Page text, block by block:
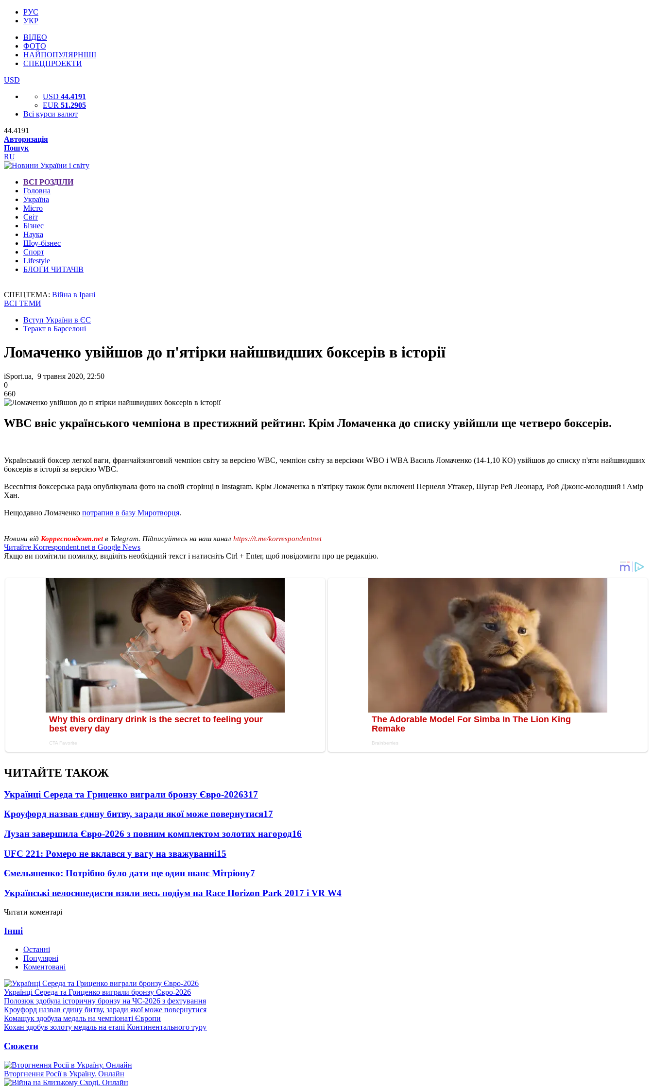
РУС
УКР
ВІДЕО
ФОТО
НАЙПОПУЛЯРНІШІ
СПЕЦПРОЕКТИ
USD
USD 44.4191
EUR 51.2905
Всі курси валют
44.4191
Авторизація
Пошук
RU
ВСІ РОЗДІЛИ
Головна
Україна
Місто
Світ
Бізнес
Наука
Шоу-бізнес
Спорт
Lifestyle
БЛОГИ ЧИТАЧІВ
СПЕЦТЕМА: Війна в Ірані
ВСІ ТЕМИ
Вступ України в ЄС
Теракт в Барселоні
Ломаченко увійшов до п'ятірки найшвидших боксерів в історії
iSport.ua, 9 травня 2020, 22:50
0
660
WBC вніс українського чемпіона в престижний рейтинг. Крім Ломаченка до списку увійшли ще четверо боксерів.
Український боксер легкої ваги, франчайзинговий чемпіон світу за версією WBC, чемпіон світу за версіями WBO і WBA Василь Ломаченко (14-1,10 КО) увійшов до списку п'яти найшвидших
боксерів в історії за версією WBC.
Всесвітня боксерська рада опублікувала фото на своїй сторінці в Instagram. Крім Ломаченка в п'ятірку також були включені Пернелл Уїтакер, Шугар Рей Леонард, Рой Джонс-молодший і Амір
Хан.
Нещодавно Ломаченко потрапив в базу Миротворця.
Новини від Корреспондент.netв Telegram. Підписуйтесь на наш канал https://t.me/korrespondentnet
Читайте Korrespondent.net в Google News
Якщо ви помітили помилку, виділіть необхідний текст і натисніть Ctrl + Enter, щоб повідомити про це редакцію.
ЧИТАЙТЕ ТАКОЖ
Українці Середа та Гриценко виграли бронзу Євро-2026317
Кроуфорд назвав єдину битву, заради якої може повернутися17
Лузан завершила Євро-2026 з повним комплектом золотих нагород16
UFC 221: Ромеро не вклався у вагу на зважуванні15
Ємельяненко: Потрібно було дати ще один шанс Мітріону7
Українські велосипедисти взяли весь подіум на Race Horizon Park 2017 і VR W4
Читати коментарі
Інші
Останні
Популярні
Коментовані
Українці Середа та Гриценко виграли бронзу Євро-2026
Полозюк здобула історичну бронзу на ЧС-2026 з фехтування
Кроуфорд назвав єдину битву, заради якої може повернутися
Комащук здобула медаль на чемпіонаті Європи
Кохан здобув золоту медаль на етапі Континентального туру
Сюжети
Вторгнення Росії в Україну. Онлайн